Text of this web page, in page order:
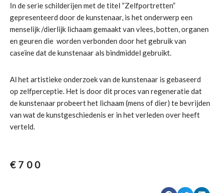
In de serie schilderijen met de titel “Zelfportretten”
gepresenteerd door de kunstenaar, is het onderwerp een
menselijk /dierlijk lichaam gemaakt van vlees, botten, organen
en geuren die worden verbonden door het gebruik van
caseïne dat de kunstenaar als bindmiddel gebruikt.
Al het artistieke onderzoek van de kunstenaar is gebaseerd
op zelfperceptie. Het is door dit proces van regeneratie dat
de kunstenaar probeert het lichaam (mens of dier) te bevrijden
van wat de kunstgeschiedenis er in het verleden over heeft
verteld.
€ 700